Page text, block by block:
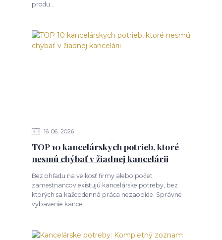
produ...
16 06 2026
TOP 10 kancelárskych potrieb, ktoré
nesmú chýbať v žiadnej kancelárii
Bez ohľadu na veľkosť firmy alebo počet
zamestnancov existujú kancelárske potreby, bez
ktorých sa každodenná práca nezaobíde. Správne
vybavenie kancel...